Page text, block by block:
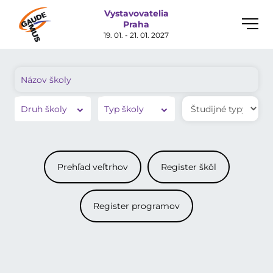
Vystavovatelia
Praha
19. 01. - 21. 01. 2027
Toggle
Druh školy Typ školy
Prehľad veľtrhov Register škôl
Register programov